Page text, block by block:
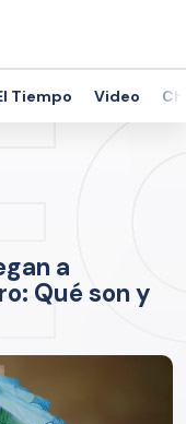
Tiempo Video
a
Qué son y